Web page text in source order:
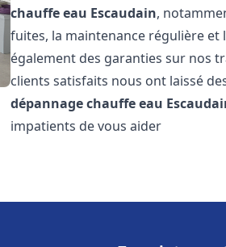
chauffe eau Escaudain,
fuites, la maintenance régulière et
également des garanties sur nos
clients satisfaits nous ont laissé
dépannage chauffe eau
impatients de vous aider